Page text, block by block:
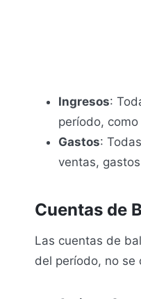
Ingresos:
período,
Gastos:
ventas,
Cuentas de
Las cuentas de
del período, no se